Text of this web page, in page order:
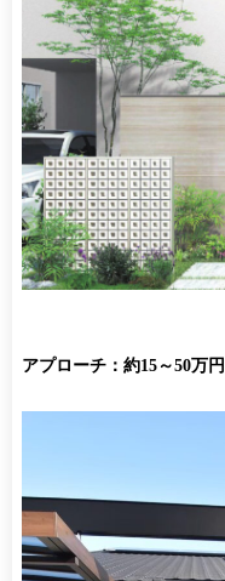
アプローチ：約15～50万円